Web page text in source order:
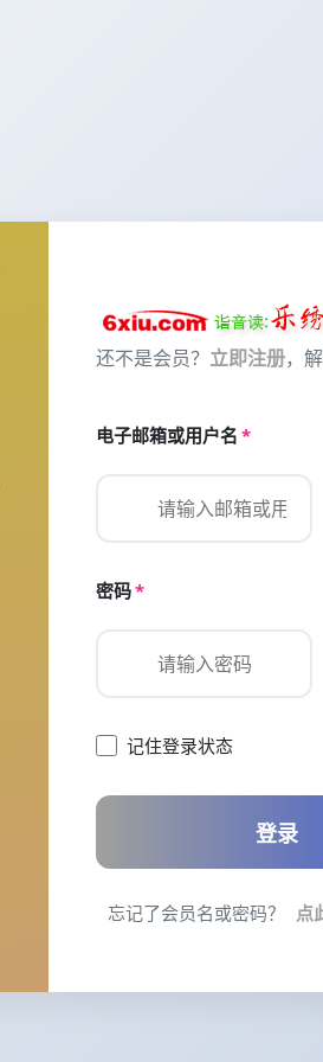
还不是会员？ 立即注册，
电子邮箱或用户名 *
密码*
记住登录状态
登录
忘记了会员名或密码？ 点